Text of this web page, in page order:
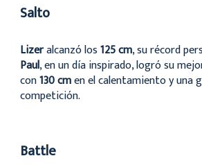
Salto
Lizeralcanzó los125 cm, su récord
Paul, en un día inspirado, logró su
con130 cmen el calentamiento y una
competición.
Battle